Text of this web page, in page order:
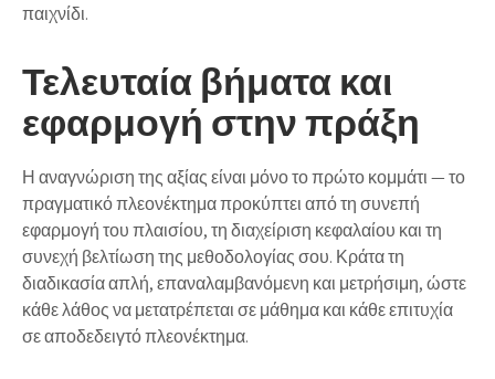
παιχνίδι.
Τελευταία βήματα και
εφαρμογή στην πράξη
Η αναγνώριση της αξίας είναι μόνο το πρώτο κομμάτι — το
πραγματικό πλεονέκτημα προκύπτει από τη συνεπή
εφαρμογή του πλαισίου, τη διαχείριση κεφαλαίου και τη
συνεχή βελτίωση της μεθοδολογίας σου. Κράτα τη
διαδικασία απλή, επαναλαμβανόμενη και μετρήσιμη, ώστε
κάθε λάθος να μετατρέπεται σε μάθημα και κάθε επιτυχία
σε αποδεδειγτό πλεονέκτημα.